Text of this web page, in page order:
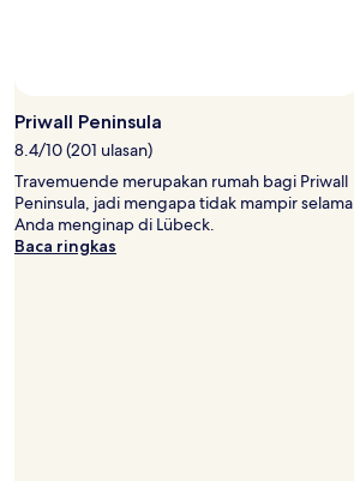
mungkin
berlaku.
Priwall Peninsula
8.4/10 (201 ulasan)
Travemuende merupakan rumah bagi Priwall
Peninsula, jadi mengapa tidak mampir selama
Anda menginap di Lübeck.
Baca ringkas